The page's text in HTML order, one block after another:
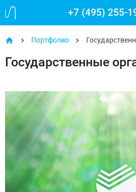
+7 (495) 255-
Портфолио
Государственные